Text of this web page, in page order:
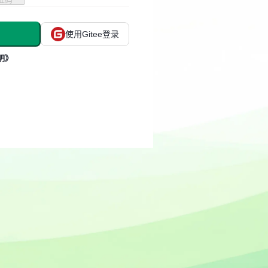
使用Gitee登录
》